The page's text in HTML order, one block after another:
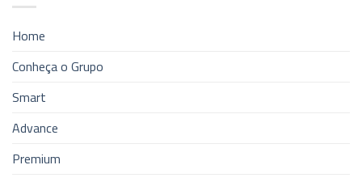
Home
Conheça o Grupo
Smart
Advance
Premium